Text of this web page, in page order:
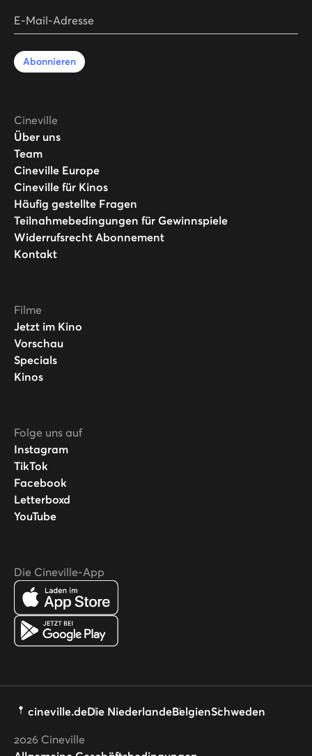
E-Mail-Adresse
Abonnieren
Cineville
Über uns
Team
Cineville Europe
Cineville für Kinos
Häufig gestellte Fragen
Teilnahmebedingungen für Gewinnspiele
Widerrufsrecht Abonnement
Kontakt
Filme
Jetzt im Kino
Vorschau
Specials
Kinos
Folge uns auf
Instagram
TikTok
Facebook
Letterboxd
YouTube
Die Cineville-App
cineville.deDie NiederlandeBelgienSchweden
2026 Cineville